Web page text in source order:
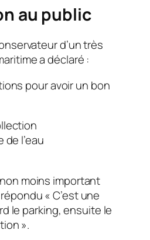
au public
d’un très
a déclaré :
pour avoir un bon
l’eau
moins important
« C’est une
le parking, ensuite le
».